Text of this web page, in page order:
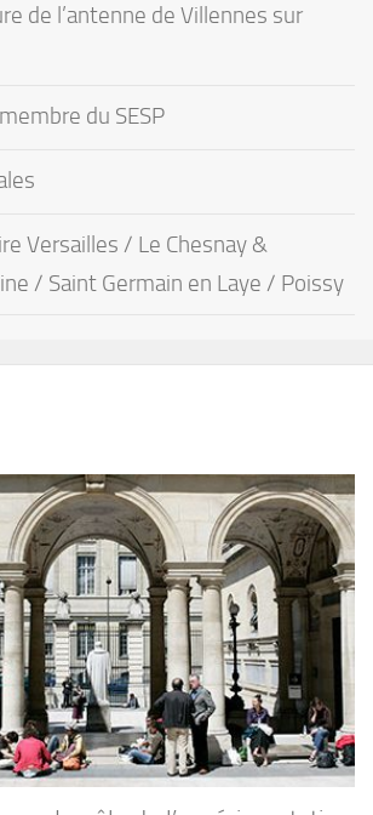
de l’antenne de Villennes sur
du SESP
Versailles / Le Chesnay &
/ Saint Germain en Laye / Poissy